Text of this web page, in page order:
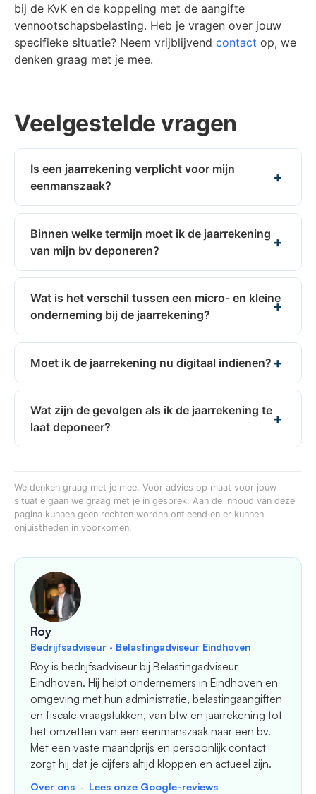
bij de KvK en de koppeling met de aangifte
vennootschapsbelasting. Heb je vragen over jouw
specifieke situatie? Neem vrijblijvend contact op, we
denken graag met je mee.
Veelgestelde vragen
Is een jaarrekening verplicht voor mijn
eenmanszaak?
Binnen welke termijn moet ik de jaarrekening
van mijn bv deponeren?
Wat is het verschil tussen een micro- en kleine
onderneming bij de jaarrekening?
Moet ik de jaarrekening nu digitaal indienen?
Wat zijn de gevolgen als ik de jaarrekening te
laat deponeer?
We denken graag met je mee. Voor advies op maat voor jouw
situatie gaan we graag met je in gesprek. Aan de inhoud van deze
pagina kunnen geen rechten worden ontleend en er kunnen
onjuistheden in voorkomen.
Roy
Bedrijfsadviseur · Belastingadviseur Eindhoven
Roy is bedrijfsadviseur bij Belastingadviseur
Eindhoven. Hij helpt ondernemers in Eindhoven en
omgeving met hun administratie, belastingaangiften
en fiscale vraagstukken, van btw en jaarrekening tot
het omzetten van een eenmanszaak naar een bv.
Met een vaste maandprijs en persoonlijk contact
zorgt hij dat je cijfers altijd kloppen en actueel zijn.
Over ons · Lees onze Google-reviews